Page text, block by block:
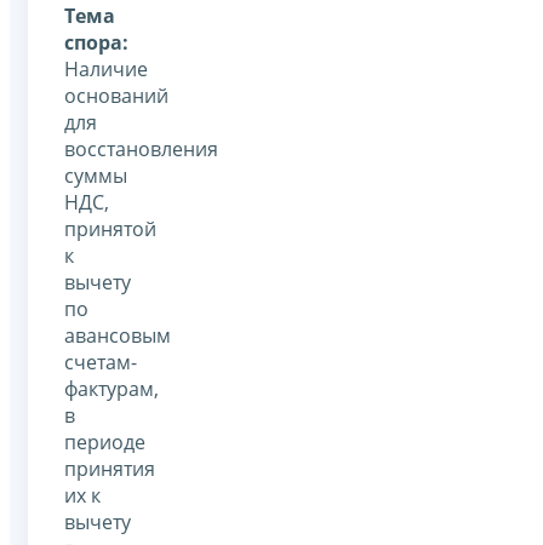
Тема
спора:
Наличие
оснований
для
восстановления
суммы
НДС,
принятой
к
вычету
по
авансовым
счетам-
фактурам,
в
периоде
принятия
их к
вычету